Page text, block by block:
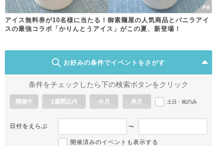
アイス無料券が10名様に当たる！御素麺屋の人気商品とバニラアイ
スの最強コラボ「かりんとうアイス」がこの夏、新登場！
お好みの条件でイベントをさがす
条件をチェックしたら下の検索ボタンをクリック
開催中 1週間以内 今月 来月 土日・祝のみ
日付をえらぶ 〜
開催済みのイベントも表示する